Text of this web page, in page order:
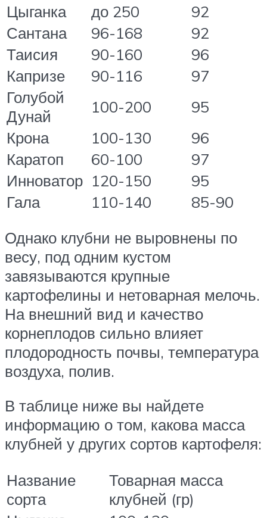
Цыганка
до 250
92
Сантана
96-168
92
Таисия
90-160
96
Капризе
90-116
97
Голубой
Дунай
100-200
95
Крона
100-130
96
Каратоп
60-100
97
Инноватор 120-150
95
Гала
110-140
85-90
Однако клубни не выровнены по
весу, под одним кустом
завязываются крупные
картофелины и нетоварная мелочь.
На внешний вид и качество
корнеплодов сильно влияет
плодородность почвы, температура
воздуха, полив.
В таблице ниже вы найдете
информацию о том, какова масса
клубней у других сортов картофеля:
Название
сорта
Товарная масса
клубней (гр)